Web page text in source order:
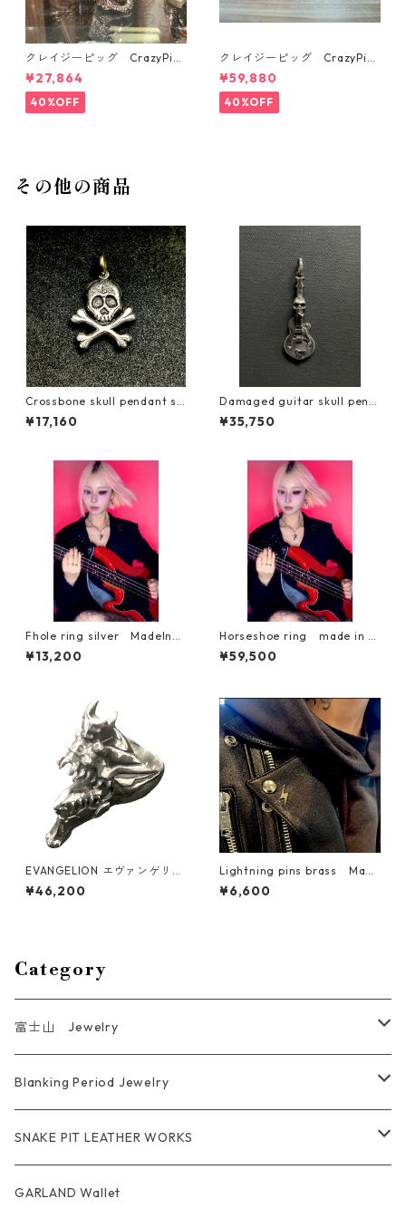
クレイジーピッグ CrazyPig
818 CORNELIUS YOUNG MON
KEY PENDANT
¥27,864
40%OFF
クレイジーピッグ CrazyPig
1033 SILVER STONE SKULL R
ING クレイジーピッグ
¥59,880
40%OFF
その他の商品
Crossbone skull pendant sil
ver made in dirty Rock Cul
ture Jewelry
¥17,160
Damaged guitar skull pend
ant made in dirty Rock Cult
ure Jewelry
¥35,750
Fhole ring silver MadeInDi
rty RockCultureJewelry Alic
eSyndrome SEBEEN bassist
¥13,200
Horseshoe ring made in di
rty Rock Culture Jewelry 馬
蹄リング AliceSyndrome SE
¥59,500
EVANGELION エヴァンゲリオ
ン エヴァ２号機”ザ・ビース
ト”シルバーリング アスカラン
¥46,200
Lightning pins brass Made
InDirty SIX LOUNGE Nagam
atsu Sintarow
¥6,600
Category
富士山 Jewelry
Ring
Pendant
Key Chain
Blanking Period Jewelry
Ring
Pendant
SNAKE PIT LEATHER WORKS
Coin Case Wallet
GARLAND Wallet